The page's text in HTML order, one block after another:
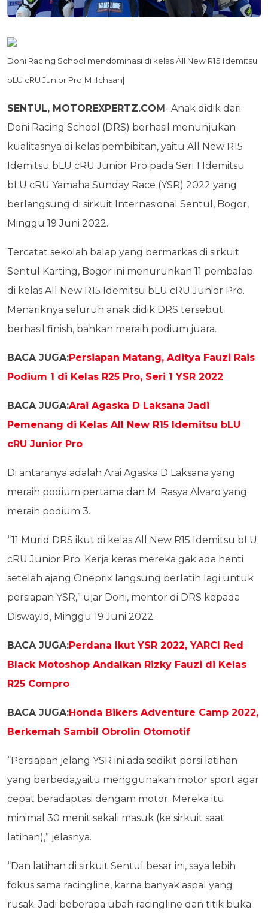
Doni Racing School mendominasi di kelas All New R15 Idemitsu
bLU cRU Junior Pro|M. Ichsan|
SENTUL, MOTOREXPERTZ.COM- Anak didik dari
Doni Racing School (DRS) berhasil menunjukan
kualitasnya di kelas pembibitan, yaitu All New R15
Idemitsu bLU cRU Junior Pro pada Seri 1 Idemitsu
bLU cRU Yamaha Sunday Race (YSR) 2022 yang
berlangsung di sirkuit Internasional Sentul, Bogor,
Minggu 19 Juni 2022.
Tercatat sekolah balap yang bermarkas di sirkuit
Sentul Karting, Bogor ini menurunkan 11 pembalap
di kelas All New R15 Idemitsu bLU cRU Junior Pro.
Menariknya seluruh anak didik DRS tersebut
berhasil finish, bahkan meraih podium juara.
BACA JUGA:Persiapan Matang, Aditya Fauzi Rais
Podium 1 di Kelas R25 Pro, Seri 1 YSR 2022
BACA JUGA:Arai Agaska D Laksana Jadi
Pemenang di Kelas All New R15 Idemitsu bLU
cRU Junior Pro
Di antaranya adalah Arai Agaska D Laksana yang
meraih podium pertama dan M. Rasya Alvaro yang
meraih podium 3.
“11 Murid DRS ikut di kelas All New R15 Idemitsu bLU
cRU Junior Pro. Kerja keras mereka gak ada henti
setelah ajang Oneprix langsung berlatih lagi untuk
persiapan YSR,” ujar Doni, mentor di DRS kepada
Disway.id, Minggu 19 Juni 2022.
BACA JUGA:Perdana Ikut YSR 2022, YARCI Red
Black Motoshop Andalkan Rizky Fauzi di Kelas
R25 Compro
BACA JUGA:Honda Bikers Adventure Camp 2022,
Berkemah Sambil Obrolin Otomotif
“Persiapan jelang YSR ini ada sedikit porsi latihan
yang berbeda,yaitu menggunakan motor sport agar
cepat beradaptasi dengam motor. Mereka itu
minimal 30 menit sekali masuk (ke sirkuit saat
latihan),” jelasnya.
“Dan latihan di sirkuit Sentul besar ini, saya lebih
fokus sama racingline, karna banyak aspal yang
rusak. Jadi beberapa ubah racingline dan titik buka